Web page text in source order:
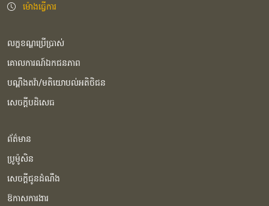
ម៉ោងធ្វើការ
លក្ខខណ្ឌប្រើប្រាស់
គោលការណ៍ឯកជនភាព
បណ្ដឹងតវ៉ា/មតិយោបល់អតិថិជន
សេចក្ដីបដិសេធ
ព័ត៌មាន
ប្រូម៉ូសិន
សេចក្ដីជូនដំណឹង
ឱកាសការងារ